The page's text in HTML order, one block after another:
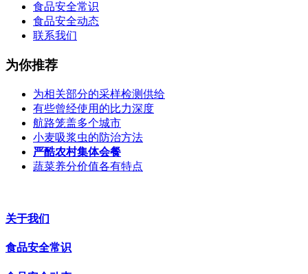
食品安全常识
食品安全动态
联系我们
为你推荐
为相关部分的采样检测供给
有些曾经使用的比力深度
航路笼盖多个城市
小麦吸浆虫的防治方法
严酷农村集体会餐
蔬菜养分价值各有特点
关于我们
食品安全常识